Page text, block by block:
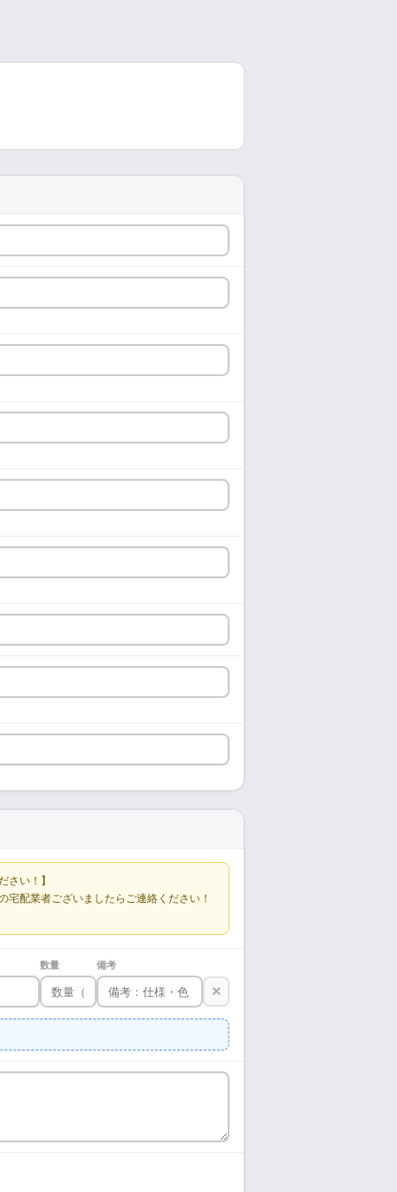
さい！】
配業者ございましたらご連絡ください！
数量 備考
×